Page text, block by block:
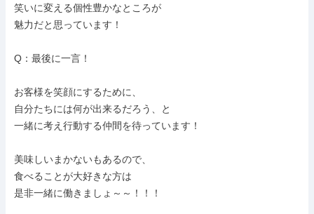
笑いに変える個性豊かなところが
魅力だと思っています！
Q：最後に一言！
お客様を笑顔にするために、
自分たちには何が出来るだろう、と
一緒に考え行動する仲間を待っています！
美味しいまかないもあるので、
食べることが大好きな方は
是非一緒に働きましょ～～！！！